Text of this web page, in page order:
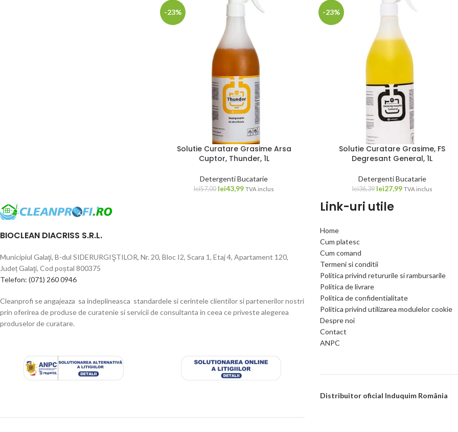
-23%
Solutie Curatare Grasime Arsa
Cuptor, Thunder, 1L
Detergenti Bucatarie
lei57,00 lei43,99 TVA inclus
-23%
Solutie Curatare Grasime, FS
Degresant General, 1L
Detergenti Bucatarie
lei36,39 lei27,99 TVA inclus
BIOCLEAN DIACRISS S.R.L.
Municipiul Galaţi, B-dul SIDERURGIŞTILOR, Nr. 20, Bloc I2, Scara 1, Etaj 4, Apartament 120,
Județ Galaţi, Cod poștal 800375
Telefon: (071) 260 0946
Cleanprofi se angajeaza sa indeplineasca standardele si cerintele clientilor si partenerilor nostri
prin oferirea de produse de curatenie si servicii de consultanta in ceea ce priveste alegerea
produselor de curatare.
Link-uri utile
Home
Cum platesc
Cum comand
Termeni si conditii
Politica privind retururile si rambursarile
Politica de livrare
Politica de confidentialitate
Politica privind utilizarea modulelor cookie
Despre noi
Contact
ANPC
Distribuitor oficial Induquim România